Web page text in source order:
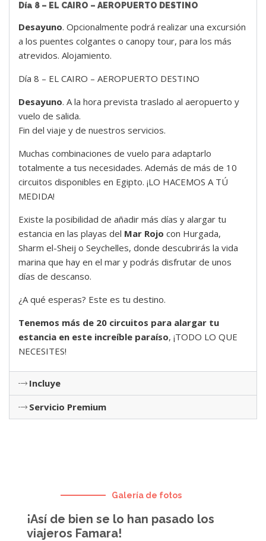
Día 8 – EL CAIRO – AEROPUERTO DESTINO
Desayuno. Opcionalmente podrá realizar una excursión
a los puentes colgantes o canopy tour, para los más
atrevidos. Alojamiento.
Día 8 – EL CAIRO – AEROPUERTO DESTINO
Desayuno. A la hora prevista traslado al aeropuerto y
vuelo de salida.
Fin del viaje y de nuestros servicios.
Muchas combinaciones de vuelo para adaptarlo
totalmente a tus necesidades. Además de más de 10
circuitos disponibles en Egipto. ¡LO HACEMOS A TÚ
MEDIDA!
Existe la posibilidad de añadir más días y alargar tu
estancia en las playas del Mar Rojo con Hurgada,
Sharm el-Sheij o Seychelles, donde descubrirás la vida
marina que hay en el mar y podrás disfrutar de unos
días de descanso.
¿A qué esperas? Este es tu destino.
Tenemos más de 20 circuitos para alargar tu
estancia en este increíble paraíso, ¡TODO LO QUE
NECESITES!
Incluye
Servicio Premium
Galería de fotos
¡Así de bien se lo han pasado los
viajeros Famara!